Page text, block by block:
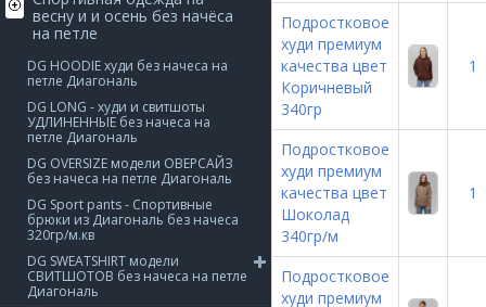
весну и и осень без начёса
на петле
DG HOODIE худи без начеса на
петле Диагональ
DG LONG - худи и свитшоты
УДЛИНЕННЫЕ без начеса на
петле Диагональ
DG OVERSIZE модели ОВЕРСАЙЗ
без начеса на петле Диагональ
DG Sport pants - Спортивные
брюки из Диагональ без начеса
320гр/м.кв
DG SWEATSHIRT модели
СВИТШОТОВ без начеса на петле
Диагональ
Подростковое
худи премиум
качества цвет
Коричневый
340гр
1
Подростковое
худи премиум
качества цвет
Шоколад
340гр/м
1
Подростковое
худи премиум